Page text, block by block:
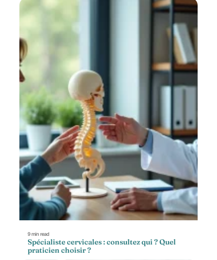
9 min read
Spécialiste cervicales : consultez qui ? Quel
praticien choisir ?